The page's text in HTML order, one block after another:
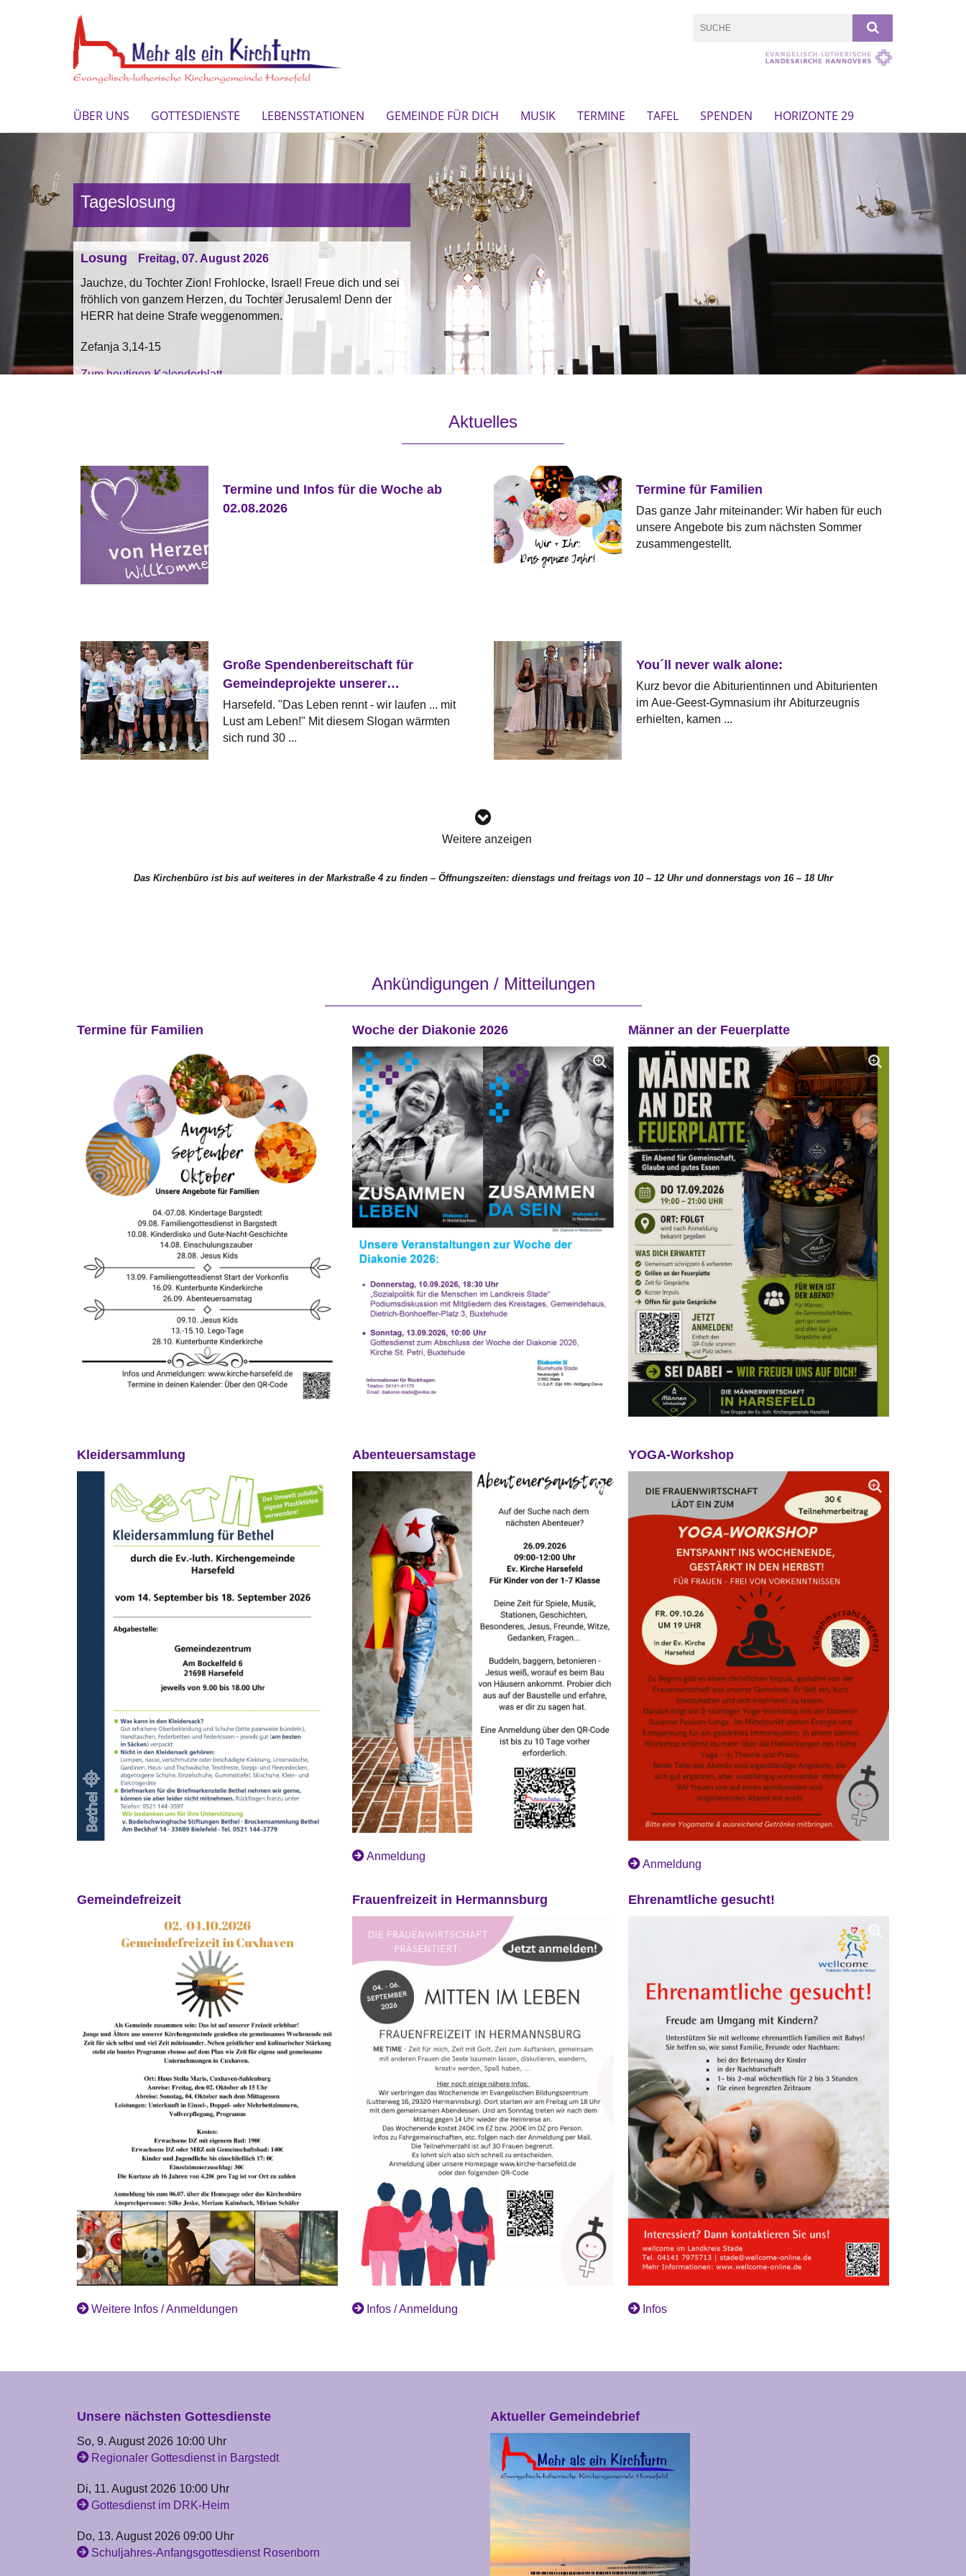
ÜBER UNS GOTTESDIENSTE LEBENSSTATIONEN GEMEINDE FÜR DICH MUSIK TERMINE TAFEL SPENDEN HORIZONTE 29
Tageslosung
Losung
Freitag, 07. August 2026
Jauchze, du Tochter Zion! Frohlocke, Israel! Freue dich und sei
fröhlich von ganzem Herzen, du Tochter Jerusalem! Denn der
HERR hat deine Strafe weggenommen.
Zefanja 3,14-15
Zum heutigen Kalenderblatt
Aktuelles
Termine und Infos für die Woche ab
02.08.2026
Termine für Familien
Das ganze Jahr miteinander: Wir haben für euch
unsere Angebote bis zum nächsten Sommer
zusammengestellt.
Große Spendenbereitschaft für
Gemeindeprojekte unserer
Diakon:innen und für ukrainische
Kinder
Harsefeld. "Das Leben rennt - wir laufen ... mit
Lust am Leben!" Mit diesem Slogan wärmten
sich rund 30 ...
You´ll never walk alone:
Kurz bevor die Abiturientinnen und Abiturienten
im Aue-Geest-Gymnasium ihr Abiturzeugnis
erhielten, kamen ...
Weitere anzeigen
Das Kirchenbüro ist bis auf weiteres in der Markstraße 4 zu finden – Öffnungszeiten: dienstags und freitags von 10 – 12 Uhr und donnerstags von 16 – 18 Uhr
Ankündigungen / Mitteilungen
Termine für Familien Woche der Diakonie 2026 Männer an der Feuerplatte
Kleidersammlung Abenteuersamstage
Anmeldung
YOGA-Workshop
Anmeldung
Gemeindefreizeit
Weitere Infos / Anmeldungen
Frauenfreizeit in Hermannsburg
Infos / Anmeldung
Ehrenamtliche gesucht!
Infos
Unsere nächsten Gottesdienste
So, 9. August 2026 10:00 Uhr
Regionaler Gottesdienst in Bargstedt
Di, 11. August 2026 10:00 Uhr
Gottesdienst im DRK-Heim
Do, 13. August 2026 09:00 Uhr
Schuljahres-Anfangsgottesdienst Rosenborn
Aktueller Gemeindebrief